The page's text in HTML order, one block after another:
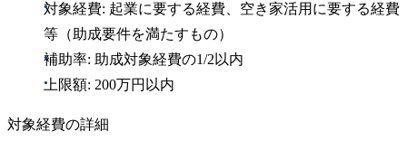
対象経費: 起業に要する経費、空き家活用に要する経費
等（助成要件を満たすもの）
補助率: 助成対象経費の1/2以内
上限額: 200万円以内
対象経費の詳細